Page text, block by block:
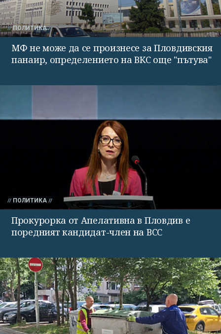
ПОЛИТИКА
МФ не може да се произнесе за Пловдивския
панаир, определението на ВКС още "пътува"
ПОЛИТИКА
Прокурорка от Апелативна в Пловдив е
поредният кандидат-член на ВСС